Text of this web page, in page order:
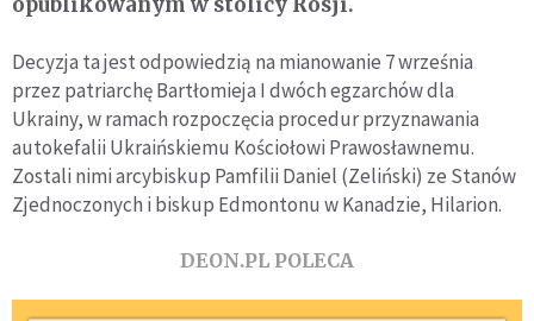
Decyzja ta jest odpowiedzią na mianowanie 7 września
przez patriarchę Bartłomieja I dwóch egzarchów dla
Ukrainy, w ramach rozpoczęcia procedur przyznawania
autokefalii Ukraińskiemu Kościołowi Prawosławnemu.
Zostali nimi arcybiskup Pamfilii Daniel (Zeliński) ze Stanów
Zjednoczonych i biskup Edmontonu w Kanadzie, Hilarion.
DEON.PL POLECA